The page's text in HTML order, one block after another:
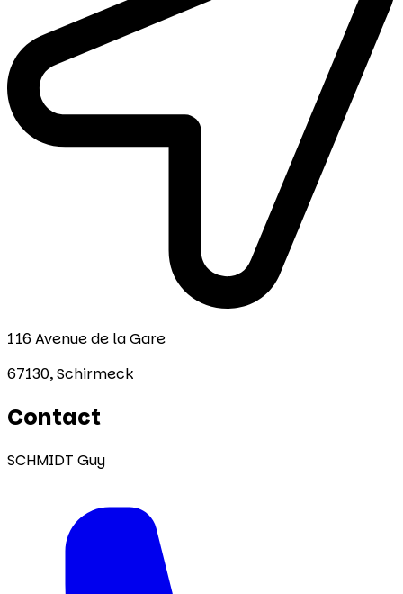
116 Avenue de la Gare
67130,Schirmeck
Contact
SCHMIDT Guy